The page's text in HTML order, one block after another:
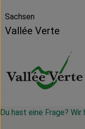
Sachsen
Vallée Verte
Du hast eine Frage?